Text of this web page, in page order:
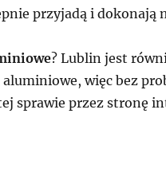
przyjadą i dokonają
? Lublin jest
więc bez
sprawie przez stronę